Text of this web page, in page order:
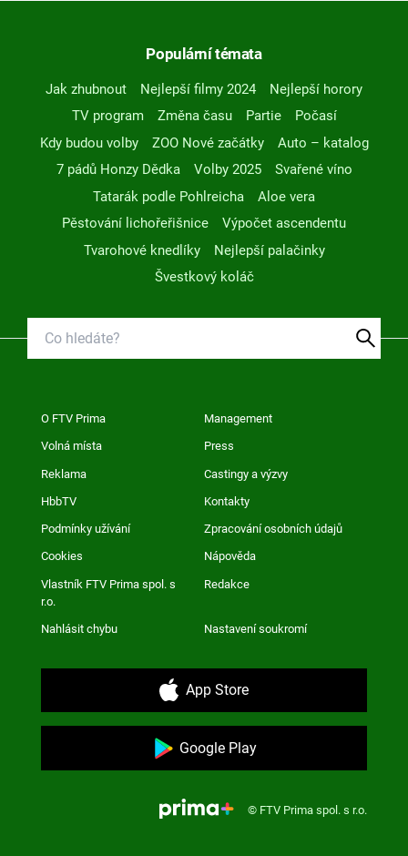
Populární témata
Jak zhubnout Nejlepší filmy 2024
Nejlepší horory
TV program
Změna času Partie
Počasí
Kdy budou volby
ZOO Nové začátky
Auto – katalog
7 pádů Honzy Dědka
Volby 2025
Svařené víno
Tatarák podle Pohlreicha
Aloe vera
Pěstování lichořeřišnice
Výpočet ascendentu
Tvarohové knedlíky
Nejlepší palačinky
Švestkový koláč
O FTV Prima Management
Volná místa Press
Reklama Castingy a výzvy
HbbTV Kontakty
Podmínky užívání Zpracování osobních údajů
Cookies Nápověda
Vlastník FTV Prima spol. s
r.o.
Redakce
Nahlásit chybu Nastavení soukromí
App Store
Google Play
© FTV Prima spol. s r.o.